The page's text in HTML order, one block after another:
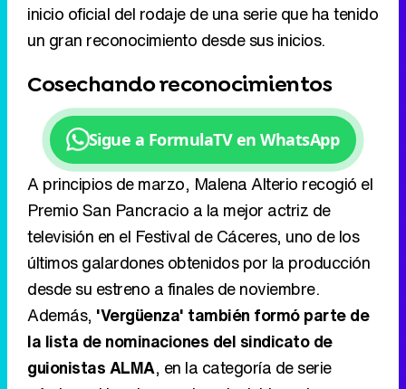
inicio oficial del rodaje de una serie que ha tenido
un gran reconocimiento desde sus inicios.
Cosechando reconocimientos
Sigue a FormulaTV en WhatsApp
A principios de marzo, Malena Alterio recogió el
Premio San Pancracio a la mejor actriz de
televisión en el Festival de Cáceres, uno de los
últimos galardones obtenidos por la producción
desde su estreno a finales de noviembre.
Además, 'Vergüenza' también formó parte de
la lista de nominaciones del sindicato de
guionistas ALMA, en la categoría de serie